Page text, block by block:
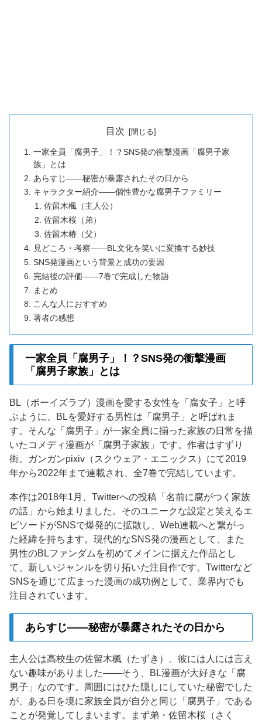
目次
一家全員「腐男子」！？SNS発の衝撃漫画「腐男子家
族」とは
あらすじ——秘密が暴露されたその日から
キャラクター紹介——個性豊かな腐男子ファミリー
佐留木楓（主人公）
佐留木桜（弟）
佐留木椿（父）
見どころ・考察——BL文化を笑いに変換する妙技
SNS発漫画という背景と成功の要因
完結後の評価——7巻で完成した物語
まとめ
こんな人におすすめ
著者の感想
一家全員「腐男子」！？SNS発の衝撃漫画
「腐男子家族」とは
BL（ボーイズラブ）漫画を愛する女性を「腐女子」と呼
ぶように、BLを愛好する男性は「腐男子」と呼ばれま
す。そんな「腐男子」が一家全員に揃った家族の日常を描
いたコメディ漫画が「腐男子家族」です。作者はすずり
街。ガンガンpixiv（スクウェア・エニックス）にて2019
年から2022年まで連載され、全7巻で完結しています。
本作は2018年1月、Twitterへの投稿「名前に腐がつく家族
の話」から始まりました。そのユニークな設定と笑えるエ
ピソードがSNSで爆発的に拡散し、Web連載へと繋がっ
た経緯を持ちます。現代的なSNS発の漫画として、また
男性のBLファンダムを初めてメインに据えた作品とし
て、新しいジャンルを切り拓いた注目作です。Twitterなど
SNSを通じて広まった漫画の成功例として、業界内でも
注目されています。
あらすじ——秘密が暴露されたその日から
主人公は高校生の佐留木楓（たずき）。彼には人には言え
ない趣味がありました——そう、BL漫画が大好きな「腐
男子」なのです。周囲にはひた隠しにしていた秘密でした
が、ある日を境に家族全員が自分と同じ「腐男子」である
ことが発覚してしまいます。まず弟・佐留木桜（さく